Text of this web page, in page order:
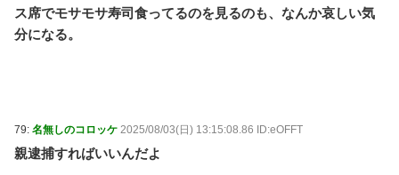
ス席でモサモサ寿司食ってるのを見るのも、なんか哀しい気
分になる。
79: 名無しのコロッケ 2025/08/03(日) 13:15:08.86 ID:eOFFT
親逮捕すればいいんだよ